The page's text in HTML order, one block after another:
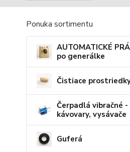
Ponuka sortimentu
AUTOMATICKÉ
po generálke
Čistiace
Čerpadlá vibračné -
kávovary, vysávače
Guferá